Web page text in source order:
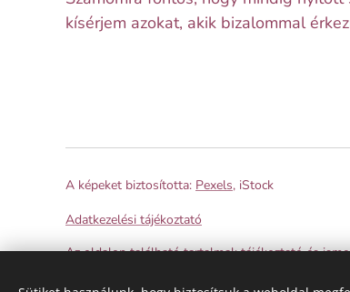
kísérjem azokat, akik bizalommal
A képeket biztosította: Pexels, iStock
Adatkezelési tájékoztató
Az oldalon található tartalmak tájékoztató és